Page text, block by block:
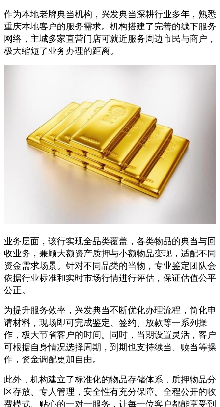
作为本地老牌典当机构，兴发典当深耕行业多年，熟悉
重庆本地客户的服务需求。机构搭建了完善的线下服务
网络，主城多家直营门店可就近服务周边市民与商户，
极大缩短了业务办理的距离。
业务层面，该行实现全品类覆盖，各类物品的典当与回
收业务，兼顾大额资产质押与小额物品变现，适配不同
资金需求场景。针对不同品类的当物，专业鉴定团队会
依据行业标准和实时市场行情进行评估，保证估值公平
公正。
为提升服务效率，兴发典当不断优化办理流程，简化申
请材料，现场即可完成鉴定、签约、放款等一系列操
作，极大节省客户的时间。同时，当期设置灵活，客户
可根据自身情况选择周期，到期也支持续当、赎当等操
作，资金调配更加自由。
此外，机构建立了标准化的物品存储体系，质押物品分
区存放、专人管理，安全性有充分保障。全程公开的收
费模式、贴心的一对一服务，让每一位客户都能享受到